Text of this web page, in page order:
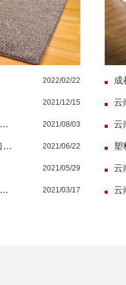
2022/02/22
2021/12/15
成都塑料桶厂家给大家普及塑料桶如何去除水垢 2021/08/03
盘点200L塑料桶,双环立式圆形闭口塑料容器产品介绍 2021/06/22
2021/05/29
吨桶厂家解答二手吨桶回收有哪些价值 2021/03/17